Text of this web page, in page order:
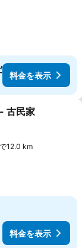
料金を表示
加
古民家
12.0 km
料金を表示